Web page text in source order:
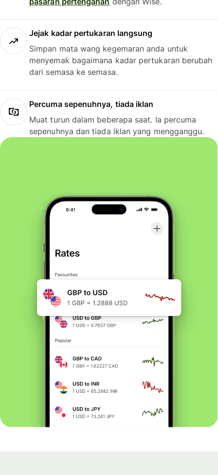
Jejak kadar pertukaran langsung
Simpan mata wang kegemaran anda untuk
menyemak bagaimana kadar pertukaran berubah
dari semasa ke semasa.
Percuma sepenuhnya, tiada iklan
Muat turun dalam beberapa saat. Ia percuma
sepenuhnya dan tiada iklan yang mengganggu.